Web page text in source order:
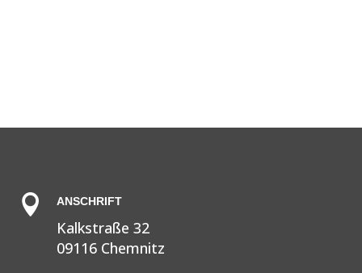
 ANSCHRIFT
Kalkstraße 32
09116 Chemnitz